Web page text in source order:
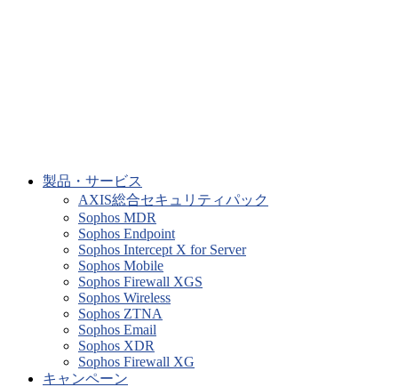
製品・サービス
AXIS総合セキュリティパック
Sophos MDR
Sophos Endpoint
Sophos Intercept X for Server
Sophos Mobile
Sophos Firewall XGS
Sophos Wireless
Sophos ZTNA
Sophos Email
Sophos XDR
Sophos Firewall XG
キャンペーン